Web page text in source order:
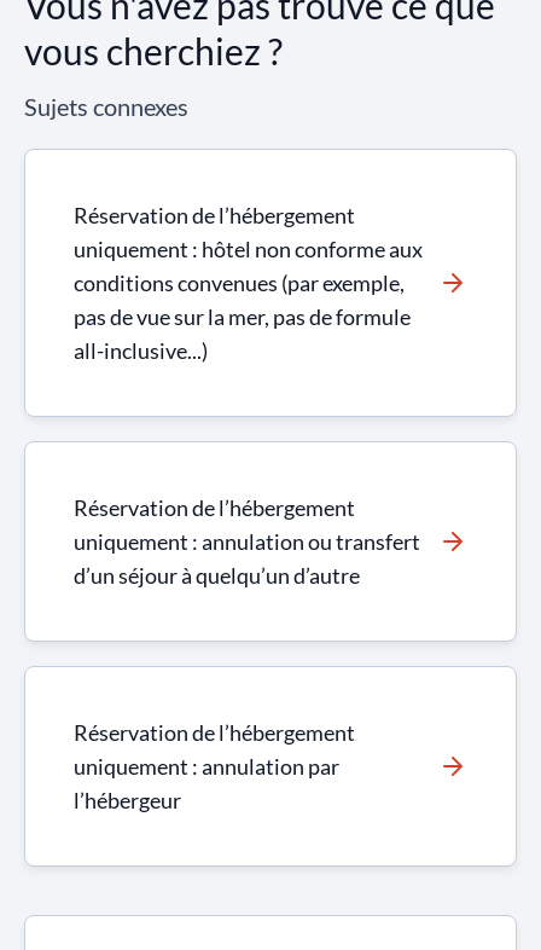
vous cherchiez ?
Sujets connexes
Réservation de l’hébergement
uniquement : hôtel non conforme aux
conditions convenues (par exemple,
pas de vue sur la mer, pas de formule
all-inclusive...)
Réservation de l’hébergement
uniquement : annulation ou transfert
d’un séjour à quelqu’un d’autre
Réservation de l’hébergement
uniquement : annulation par
l’hébergeur